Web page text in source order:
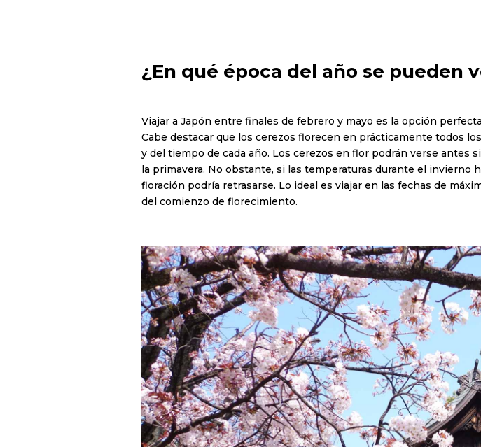
¿En qué época del año se pueden
Viajar a Japón entre finales de febrero y mayo es la opción
Cabe destacar que los cerezos florecen en prácticamente todos
y del tiempo de cada año. Los cerezos en flor podrán verse antes
la primavera. No obstante, si las temperaturas durante el invierno
floración podría retrasarse. Lo ideal es viajar en las fechas de
del comienzo de florecimiento.